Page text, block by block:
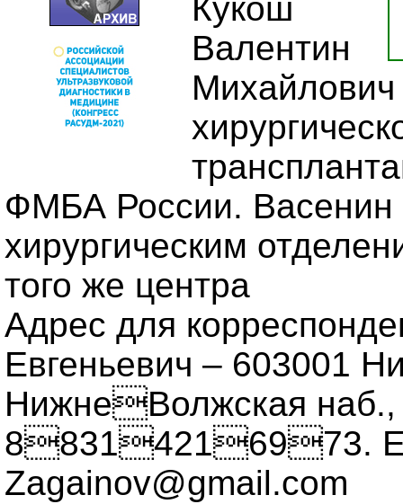
Кукош
Валентин
ФМБА России. Васенин
хирургическим
того же центра
Адрес для
Евгеньевич – 603001
НижнеВолжская наб.,
88314216973.
Zagainov@gmail.com